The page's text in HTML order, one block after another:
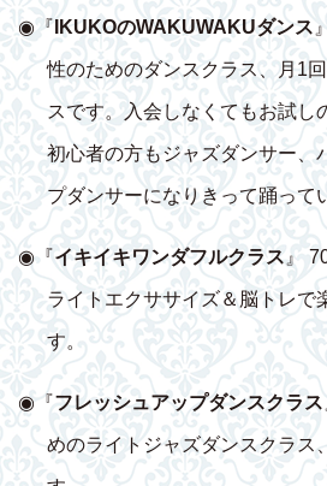
◉『 IKUKOのWAKUWAKUダンス
性のためのダンスクラス、月1
スです。入会しなくてもお試し
初心者の方もジャズダンサー、
プダンサーになりきって踊って
◉『イキイキワンダフルクラス 』
ライトエクササイズ＆脳トレで
す。
◉『フレッシュアップダンスクラス
めのライトジャズダンスクラス